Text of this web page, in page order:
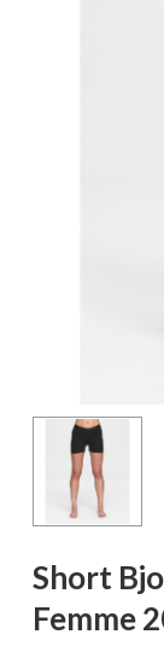
Short
Femme